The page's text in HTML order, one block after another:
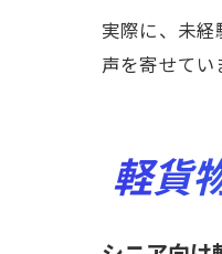
実際に、未
声を寄せてい
軽貨